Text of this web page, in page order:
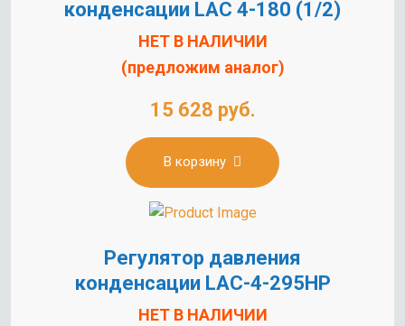
конденсации LAC 4-180 (1/2)
НЕТ В НАЛИЧИИ
(предложим аналог)
15 628 руб.
В корзину
Регулятор давления
конденсации LAC-4-295HP
НЕТ В НАЛИЧИИ